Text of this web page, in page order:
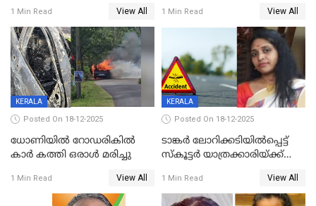
കരണത്തടിച്ചു; CC ടിവി
ദൃശ്യങ്ങൾ പുറത്ത്
1 Min Read View All
വാർഡിലെ എൽഡിഎഫ്
സ്ഥാനാർത്ഥി
1 Min Read View All
KERALA
Posted On 18-12-2025
ധോണിയിൽ റോഡരികിൽ
കാർ കത്തി ഒരാൾ മരിച്ചു
1 Min Read View All
KERALA
Posted On 18-12-2025
ടാങ്കർ ലോറിക്കടിയിൽപ്പെട്ട്
സ്കൂട്ടർ യാത്രക്കാരിയ്ക്ക്
കണ്ടോത്ത് ദേശീയ പാതയിൽ
1 Min Read View All